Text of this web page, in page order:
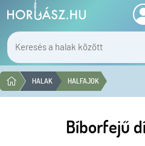
HALAK HALFAJOK
Bíborfejű